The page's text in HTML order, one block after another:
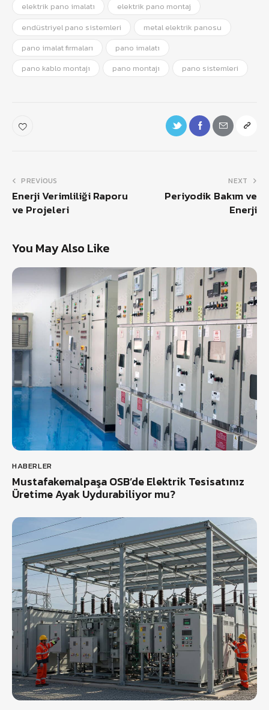
elektrik pano imalatı
elektrik pano montaj
endüstriyel pano sistemleri
metal elektrik panosu
pano imalat firmaları
pano imalatı
pano kablo montajı
pano montajı pano sistemleri
PREVIOUS
Enerji Verimliliği Raporu
ve Projeleri
NEXT
Periyodik Bakım ve
Enerji
You May Also Like
HABERLER
Mustafakemalpaşa OSB’de Elektrik Tesisatınız
Üretime Ayak Uydurabiliyor mu?